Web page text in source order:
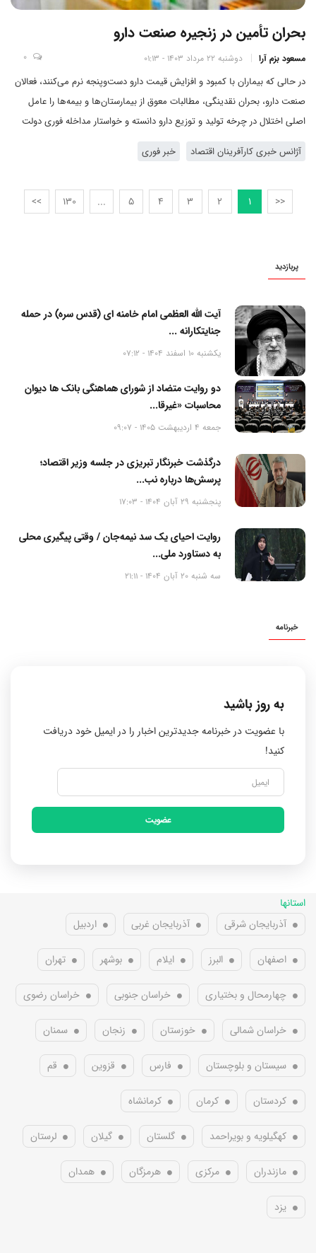
بحران تأمین در زنجیره صنعت دارو
مسعود بزم آرا دوشنبه 22 مرداد 1403 - 01:13 0
در حالی که بیماران با کمبود و افزایش قیمت دارو دست‌وپنجه نرم می‌کنند، فعالان
صنعت دارو، بحران نقدینگی، مطالبات معوق از بیمارستان‌ها و بیمه‌ها را عامل
اصلی اختلال در چرخه تولید و توزیع دارو دانسته و خواستار مداخله فوری دولت
آژانس خبری کارآفرینان اقتصاد خبر فوری
<<
1
2
3
4
5
...
130
>>
پربازدید
آیت الله العظمی امام خامنه ای (قدس سره) در حمله
جنایتکارانه ...
یکشنبه 10 اسفند 1404 - 07:12
دو روایت متضاد از شورای هماهنگی بانک ها دیوان
محاسبات «غیرقا...
جمعه 4 اردیبهشت 1405 - 09:07
درگذشت خبرنگار تبریزی در جلسه وزیر اقتصاد؛
پرسش‌ها درباره نب...
پنجشنبه 29 آبان 1404 - 17:03
روایت احیای یک سد نیمه‌جان / وقتی پیگیری محلی
به دستاورد ملی...
سه شنبه 20 آبان 1404 - 21:11
خبرنامه
به روز باشید
با عضویت در خبرنامه جدیدترین اخبار را در ایمیل خود دریافت
کنید!
عضویت
استانها
آذربایجان شرقی
آذربایجان غربی اردبیل
اصفهان البرز ایلام بوشهر تهران
چهارمحال و بختیاری خراسان جنوبی خراسان رضوی
خراسان شمالی خوزستان زنجان سمنان
سیستان و بلوچستان فارس قزوین قم
کردستان کرمان کرمانشاه
کهگیلویه و بویراحمد گلستان گیلان لرستان
مازندران مرکزی هرمزگان همدان
یزد